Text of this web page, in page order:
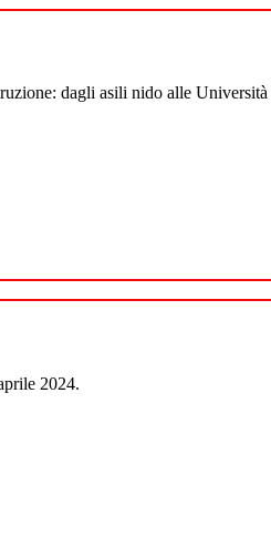
dagli asili nido alle Università
2024.